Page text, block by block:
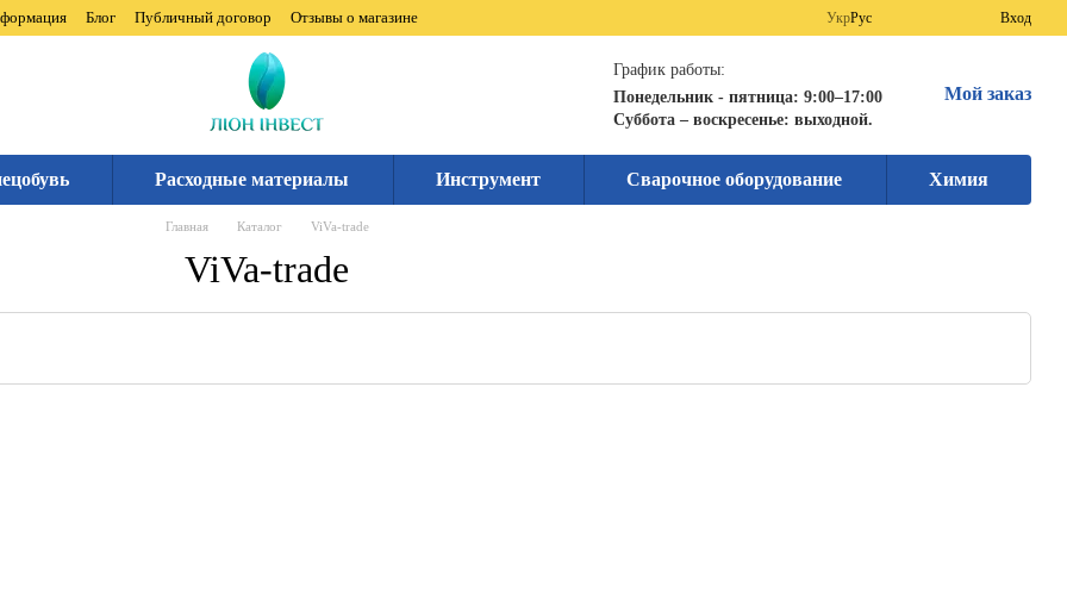
Блог Публичный договор Отзывы о магазине УкрРус Вход
График работы:
Понедельник - пятница: 9:00–17:00
Суббота – воскресенье: выходной.
Мой заказ
Расходные материалы Инструмент Сварочное оборудование Химия
Главная Каталог ViVa-trade
ViVa-trade